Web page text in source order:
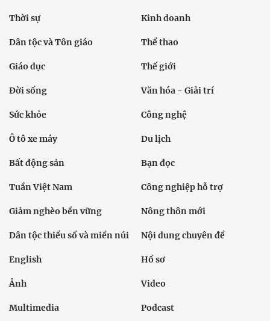
Thời sự Kinh doanh
Dân tộc và Tôn giáo Thể thao
Giáo dục Thế giới
Đời sống Văn hóa - Giải trí
Sức khỏe Công nghệ
Ô tô xe máy Du lịch
Bất động sản Bạn đọc
Tuần Việt Nam Công nghiệp hỗ trợ
Giảm nghèo bền vững Nông thôn mới
Dân tộc thiểu số và miền núi Nội dung chuyên đề
English Hồ sơ
Ảnh Video
Multimedia Podcast